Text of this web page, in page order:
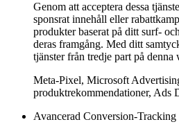
Genom att acceptera dessa
sponsrat innehåll eller
produkter baserat på ditt surf-
deras framgång. Med ditt
tjänster från tredje part på denna
Meta-Pixel, Microsoft
produktrekommendationer, Ads
Avancerad Conversion-Tracking